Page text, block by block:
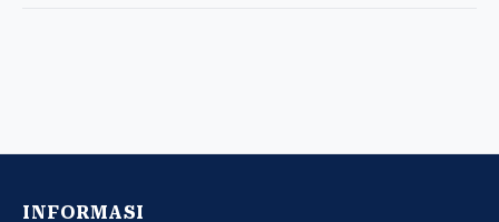
INFORMASI